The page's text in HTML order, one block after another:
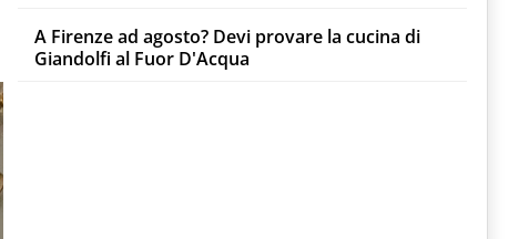
A Firenze ad agosto? Devi provare la cucina di
Giandolfi al Fuor D'Acqua